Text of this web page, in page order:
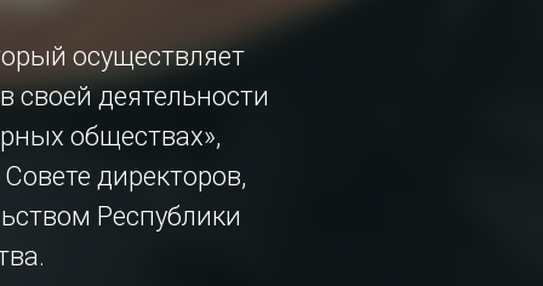
осуществляет
своей деятельности
обществах»,
директоров,
Республики